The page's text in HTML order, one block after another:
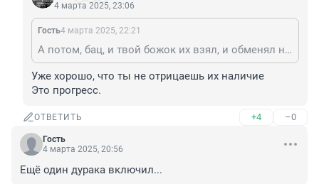
4 марта 2025, 23:06
Гость4 марта 2025, 22:21
А потом, бац, и твой божок их взял, и обменял на своего кореша.
Уже хорошо, что ты не отрицаешь их наличие
Это прогресс.
ОТВЕТИТЬ +4 –0
Гость
4 марта 2025, 20:56
Ещё один дурака включил...